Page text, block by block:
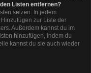
Listen entfernen?
setzen: In jedem
zur Liste der
Außerdem kannst du im
hinzufügen, indem du
kannst du sie auch wieder